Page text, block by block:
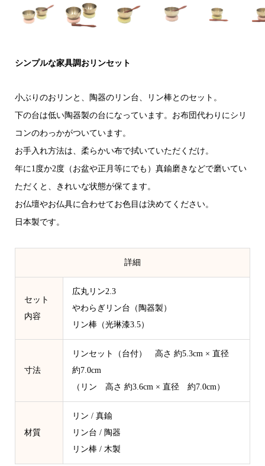
シンプルな家具調おリンセット
小ぶりのおリンと、陶器のリン台、リン棒とのセット。
下の台は低い陶器製の台になっています。お布団代わりにシリ
コンのわっかがついています。
お手入れ方法は、柔らかい布で拭いていただくだけ。
年に1度か2度（お盆や正月等にでも）真鍮磨きなどで磨いてい
ただくと、きれいな状態が保てます。
お仏壇やお仏具に合わせてお色目は決めてください。
日本製です。
詳細
セット
内容
広丸リン2.3
やわらぎリン台（陶器製）
リン棒（光琳漆3.5）
寸法
リンセット（台付） 高さ 約5.3cm × 直径
約7.0cm
（リン 高さ 約3.6cm × 直径 約7.0cm）
材質
リン / 真鍮
リン台 / 陶器
リン棒 / 木製